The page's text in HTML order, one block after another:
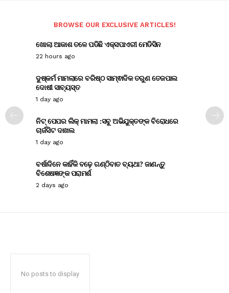
BROWSE OUR EXCLUSIVE ARTICLES!
ଖୋଲା ଆକାଶ ତଳେ ପଡିଛି ଏକ୍ସପାଏରୀ ମେଡିସିନ
22 hours ago
ଦୁଷ୍କର୍ମ ମାମଲାରେ ବରିଷ୍ଠ ସାମ୍ଵାଦିକ ତରୁଣ ତେଜପାଲ
ଦୋଷୀ ସାବ୍ୟସ୍ତ
1 day ago
ନିଟ୍ ପେପର ଲିକ୍ ମାମଲା :ସବୁ ଅଭିଯୁକ୍ତଙ୍କ ବିରୋଧରେ
ଚାର୍ଜସିଟ ଦାଖଲ
1 day ago
ବର୍ଷାଦିନେ କାହିଁକି ବଢ଼େ ଗଣ୍ଠିବାତ ବ୍ୟଥା? ଜାଣନ୍ତୁ
ବିଶେଷଜ୍ଞଙ୍କ ପରାମର୍ଶ
2 days ago
No posts to display